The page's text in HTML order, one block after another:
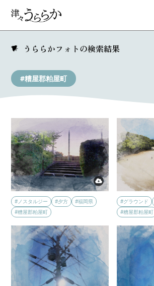
うららかフォトの検索結果
#糟屋郡粕屋町
#ノスタルジー #夕方
#福岡県
#糟屋郡粕屋町
#グラウンド
#糟屋郡粕屋町